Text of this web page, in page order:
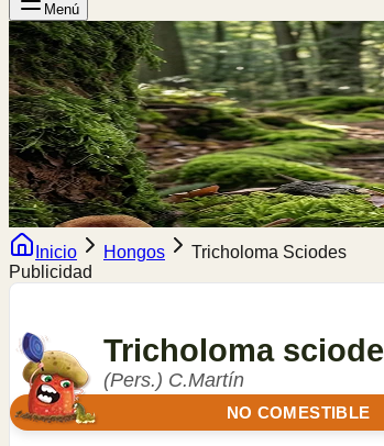
Menú
Inicio Hongos
Tricholoma Sciodes
Publicidad
Tricholoma
(Pers.) C.Martín
NO COMESTIBLE